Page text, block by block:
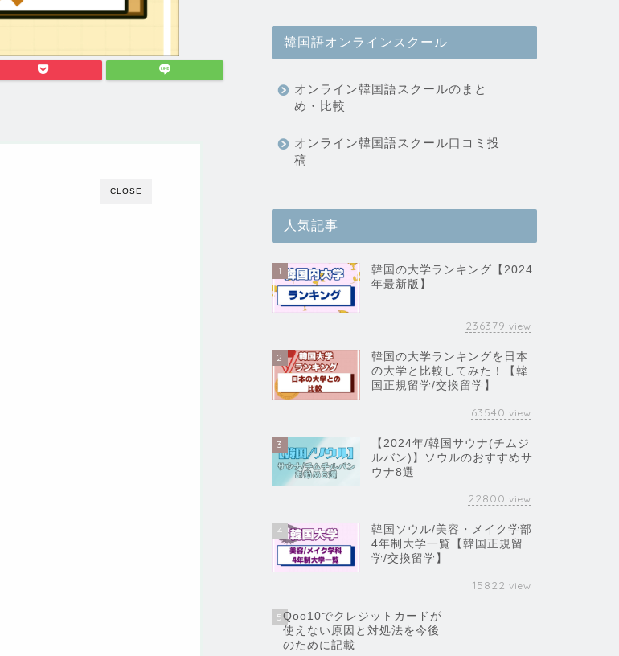
CLOSE
韓国語オンラインスクール
オンライン韓国語スクールのまと
め・比較
オンライン韓国語スクール口コミ投
稿
人気記事
1
韓国の大学ランキング【2024
年最新版】
236379 view
2
韓国の大学ランキングを日本
の大学と比較してみた！【韓
国正規留学/交換留学】
63540 view
3
【2024年/韓国サウナ(チムジ
ルバン)】ソウルのおすすめサ
ウナ8選
22800 view
4
韓国ソウル/美容・メイク学部
4年制大学一覧【韓国正規留
学/交換留学】
15822 view
5Qoo10でクレジットカードが
使えない原因と対処法を今後
のために記載